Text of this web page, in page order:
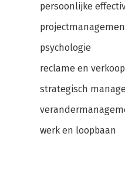
persoonlijke
psychologie
reclame en verkoop
strategisch
werk en loopbaan